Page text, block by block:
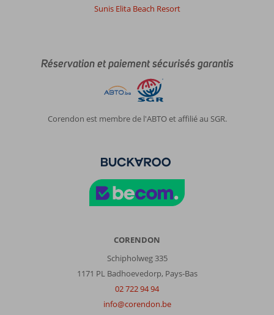
Sunis Elita Beach Resort
Réservation et paiement sécurisés garantis
Corendon est membre de l'ABTO et affilié au SGR.
CORENDON
Schipholweg 335
1171 PL Badhoevedorp, Pays-Bas
02 722 94 94
info@corendon.be